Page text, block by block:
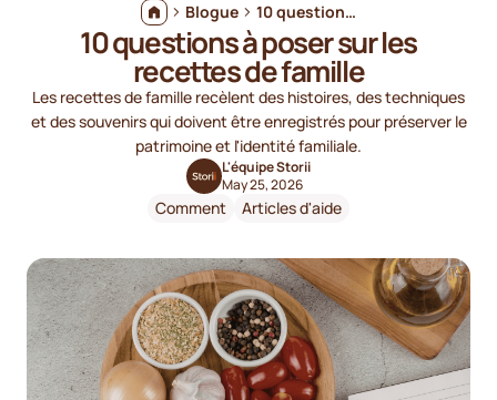
Blogue 10 questions à poser sur les recettes de famille
10 questions à poser sur les
recettes de famille
Les recettes de famille recèlent des histoires, des techniques
et des souvenirs qui doivent être enregistrés pour préserver le
patrimoine et l'identité familiale.
L'équipe Storii
May 25, 2026
Comment Articles d'aide